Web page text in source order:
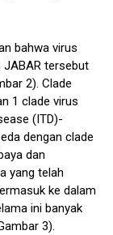
bahwa virus
JABAR tersebut
2). Clade
1 clade virus
(ITD)-
dengan clade
dan
yang telah
ke dalam
ini banyak
3).